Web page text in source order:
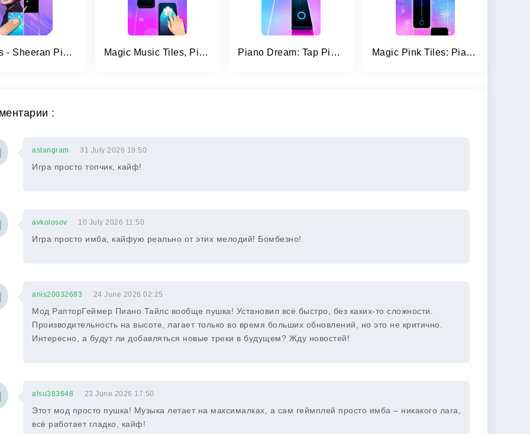
Shivers - Sheeran Piano Tiles Magic Music Tiles, Piano Tiles Piano Dream: Tap Piano Tiles 3 Magic Pink Tiles: Piano Game
:
astangram 31 July 2026 19:50
Игра просто топчик, кайф!
avkolosov 10 July 2026 11:50
Игра просто имба, кайфую реально от этих мелодий! Бомбезно!
anis20032683 24 June 2026 02:25
Мод РапторГеймер Пиано Тайлс вообще пушка! Установил всё быстро, без каких-то сложности.
Производительность на высоте, лагает только во время больших обновлений, но это не критично.
Интересно, а будут ли добавляться новые треки в будущем? Жду новостей!
alsu383648 23 June 2026 17:50
Этот мод просто пушка! Музыка летает на максималках, а сам геймплей просто имба – никакого лага,
всё работает гладко, кайф!